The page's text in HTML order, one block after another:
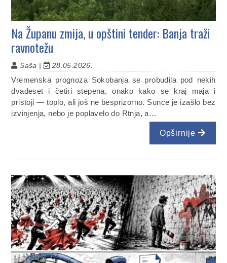
Na Županu zmija, u opštini tender: Banja traži
ravnotežu
Saša | 28.05.2026.
Vremenska prognoza Sokobanja se probudila pod nekih
dvadeset i četiri stepena, onako kako se kraj maja i
pristoji — toplo, ali još ne besprizorno. Sunce je izašlo bez
izvinjenja, nebo je poplavelo do Rtnja, a…
Opširnije